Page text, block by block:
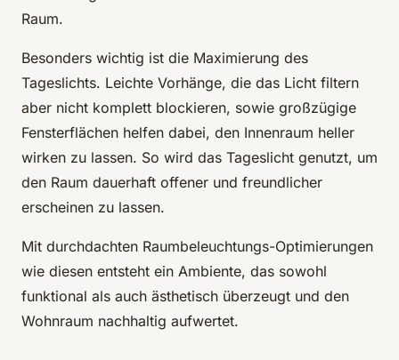
Raum.
Besonders wichtig ist die Maximierung des
Tageslichts. Leichte Vorhänge, die das Licht filtern
aber nicht komplett blockieren, sowie großzügige
Fensterflächen helfen dabei, den Innenraum heller
wirken zu lassen. So wird das Tageslicht genutzt, um
den Raum dauerhaft offener und freundlicher
erscheinen zu lassen.
Mit durchdachten Raumbeleuchtungs-Optimierungen
wie diesen entsteht ein Ambiente, das sowohl
funktional als auch ästhetisch überzeugt und den
Wohnraum nachhaltig aufwertet.